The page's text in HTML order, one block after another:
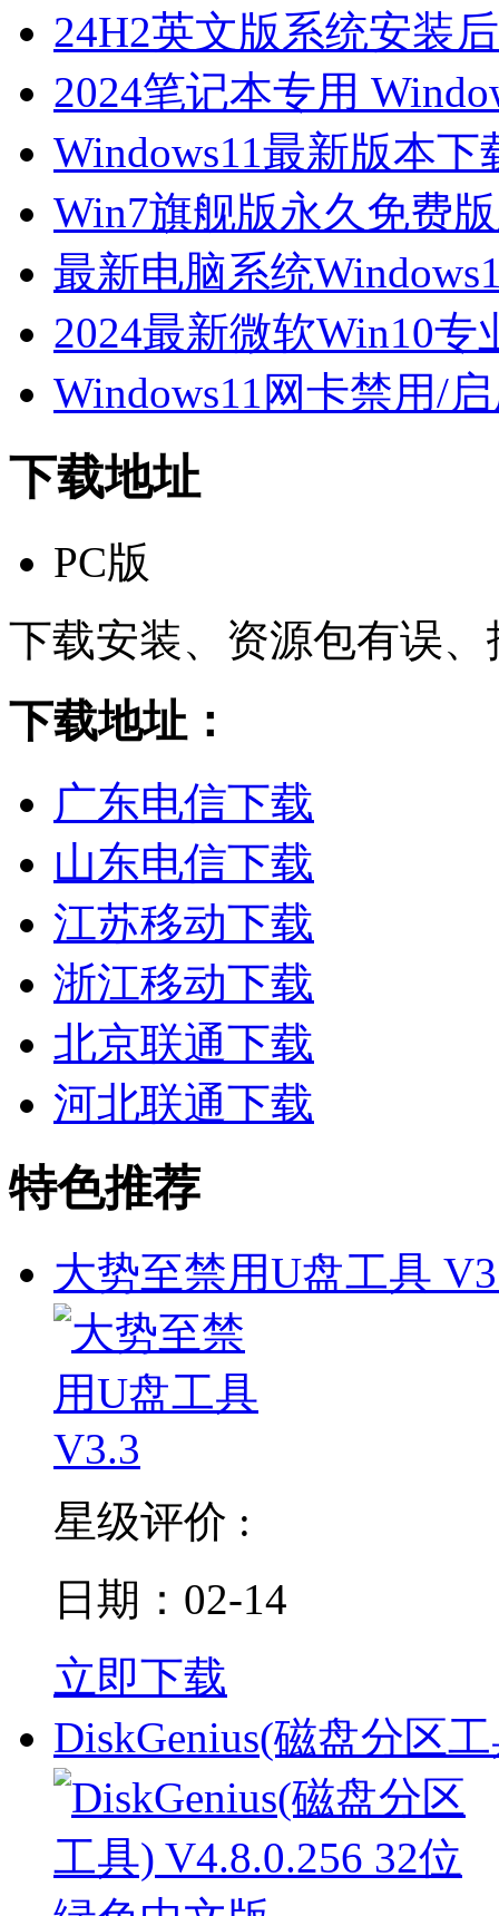
24H2英文版系统安装
2024笔记本专用
Windows11最新版本下
Win7旗舰版永久免费
最新电脑系统
2024最新微软Win10专
Windows11网卡禁用/
下载地址
PC版
下载安装、资源包有误
下载地址：
广东电信下载
山东电信下载
江苏移动下载
浙江移动下载
北京联通下载
河北联通下载
特色推荐
大势至禁用U盘工具
星级评价 :
日期：02-14
立即下载
DiskGenius(磁盘分区